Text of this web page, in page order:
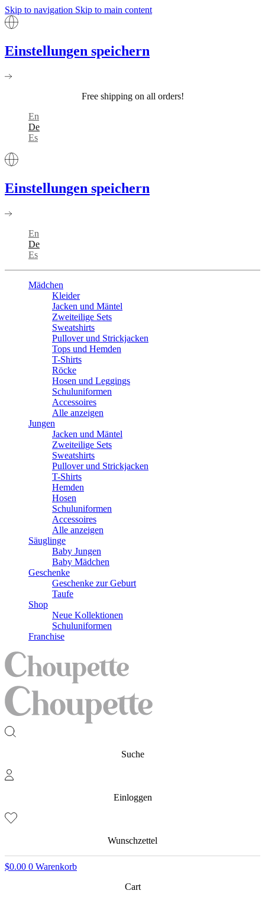
Skip to navigation Skip to main content
Einstellungen speichern
Free shipping on all orders!
En
De
Es
Einstellungen speichern
En
De
Es
Mädchen
Kleider
Jacken und Mäntel
Zweiteilige Sets
Sweatshirts
Pullover und Strickjacken
Tops und Hemden
T-Shirts
Röcke
Hosen und Leggings
Schuluniformen
Accessoires
Alle anzeigen
Jungen
Jacken und Mäntel
Zweiteilige Sets
Sweatshirts
Pullover und Strickjacken
T-Shirts
Hemden
Hosen
Schuluniformen
Accessoires
Alle anzeigen
Säuglinge
Baby Jungen
Baby Mädchen
Geschenke
Geschenke zur Geburt
Taufe
Shop
Neue Kollektionen
Schuluniformen
Franchise
Suche
Einloggen
Wunschzettel
$0.00 0 Warenkorb
Cart